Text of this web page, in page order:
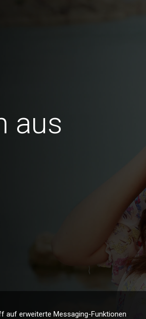
aus
auf erweiterte Messaging-Funktionen